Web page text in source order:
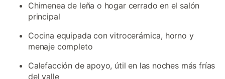
Chimenea de leña o hogar cerrado en el salón
principal
Cocina equipada con vitrocerámica, horno y
menaje completo
Calefacción de apoyo, útil en las noches más frías
del valle